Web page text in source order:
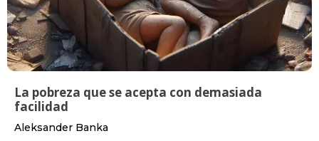
La pobreza que se acepta con demasiada
facilidad
Aleksander Banka